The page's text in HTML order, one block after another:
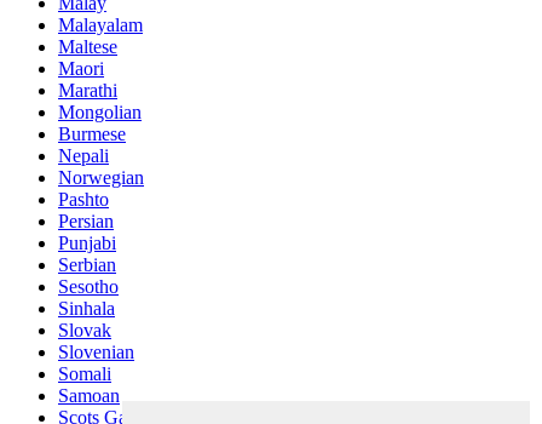
Malayalam
Maltese
Maori
Marathi
Mongolian
Burmese
Nepali
Norwegian
Pashto
Persian
Punjabi
Serbian
Sesotho
Sinhala
Slovak
Slovenian
Somali
Samoan
Scots Gaelic